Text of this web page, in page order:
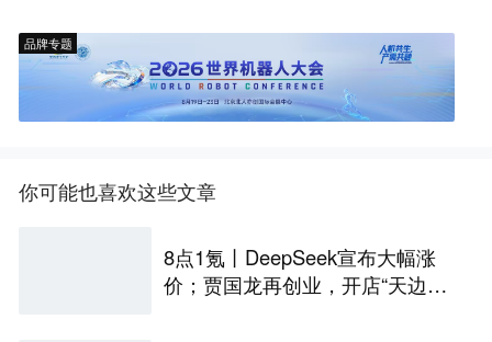
品牌专题
你可能也喜欢这些文章
8点1氪丨DeepSeek宣布大幅涨
价；贾国龙再创业，开店“天边羊